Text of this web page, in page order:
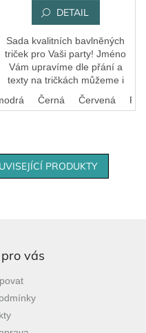
srdce Vzor z trička
DETAIL
Sada kvalitních bavlněných
triček pro Vaši party! Jméno
Vám upravíme dle přání a
texty na tričkách můžeme i
zaměnit, stačí nám napsat do
poznámky.
Černá Červená
PRODUKTY
vás